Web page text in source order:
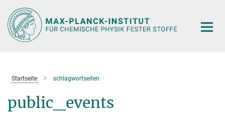
Hauptinhalt
Startseite schlagwortseiten
public_events